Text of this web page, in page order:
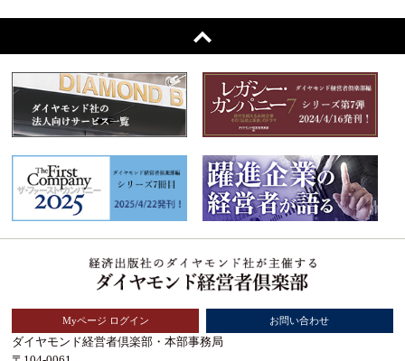
Myページ ログイン お問い合わせ
ダイヤモンド経営者倶楽部・本部事務局